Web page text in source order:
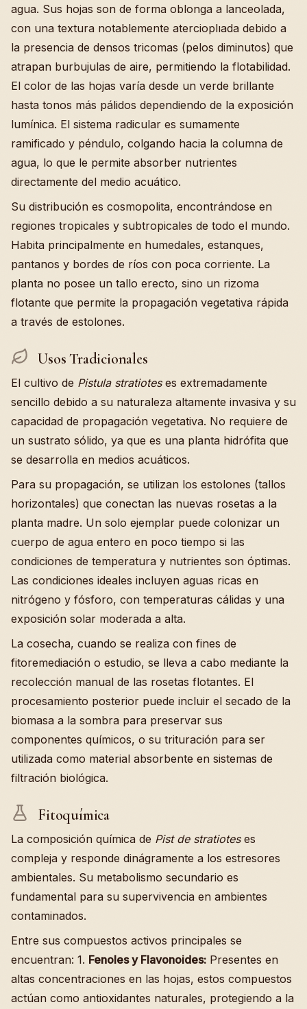
agua. Sus hojas son de forma oblonga a lanceolada,
con una textura notablemente atercioplıada debido a
la presencia de densos tricomas (pelos diminutos) que
atrapan burbujulas de aire, permitiendo la flotabilidad.
El color de las hojas varía desde un verde brillante
hasta tonos más pálidos dependiendo de la exposición
lumínica. El sistema radicular es sumamente
ramificado y péndulo, colgando hacia la columna de
agua, lo que le permite absorber nutrientes
directamente del medio acuático.
Su distribución es cosmopolita, encontrándose en
regiones tropicales y subtropicales de todo el mundo.
Habita principalmente en humedales, estanques,
pantanos y bordes de ríos con poca corriente. La
planta no posee un tallo erecto, sino un rizoma
flotante que permite la propagación vegetativa rápida
a través de estolones.
Usos Tradicionales
El cultivo de Pistula stratioteses extremadamente
sencillo debido a su naturaleza altamente invasiva y su
capacidad de propagación vegetativa. No requiere de
un sustrato sólido, ya que es una planta hidrófita que
se desarrolla en medios acuáticos.
Para su propagación, se utilizan los estolones (tallos
horizontales) que conectan las nuevas rosetas a la
planta madre. Un solo ejemplar puede colonizar un
cuerpo de agua entero en poco tiempo si las
condiciones de temperatura y nutrientes son óptimas.
Las condiciones ideales incluyen aguas ricas en
nitrógeno y fósforo, con temperaturas cálidas y una
exposición solar moderada a alta.
La cosecha, cuando se realiza con fines de
fitoremediación o estudio, se lleva a cabo mediante la
recolección manual de las rosetas flotantes. El
procesamiento posterior puede incluir el secado de la
biomasa a la sombra para preservar sus
componentes químicos, o su trituración para ser
utilizada como material absorbente en sistemas de
filtración biológica.
Fitoquímica
La composición química de Pist de stratioteses
compleja y responde dinágramente a los estresores
ambientales. Su metabolismo secundario es
fundamental para su supervivencia en ambientes
contaminados.
Entre sus compuestos activos principales se
encuentran: 1. Fenoles y Flavonoides: Presentes en
altas concentraciones en las hojas, estos compuestos
actúan como antioxidantes naturales, protegiendo a la